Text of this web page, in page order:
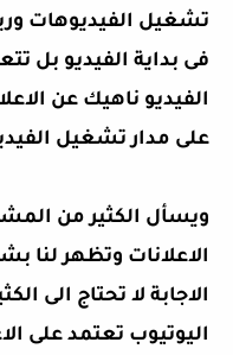
تشغيل الفيديوهات
فى بداية الفيديو بل
الفيديو ناهيك عن
على مدار تشغيل
ويسأل الكثير من
الاعلانات وتظهر لنا
الاجابة لا تحتاج الى
اليوتيوب تعتمد على